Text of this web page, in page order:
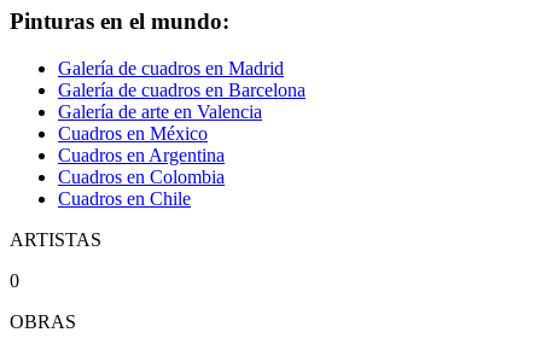
Pinturas en el mundo:
Galería de cuadros en Madrid
Galería de cuadros en Barcelona
Galería de arte en Valencia
Cuadros en México
Cuadros en Argentina
Cuadros en Colombia
Cuadros en Chile
ARTISTAS
0
OBRAS